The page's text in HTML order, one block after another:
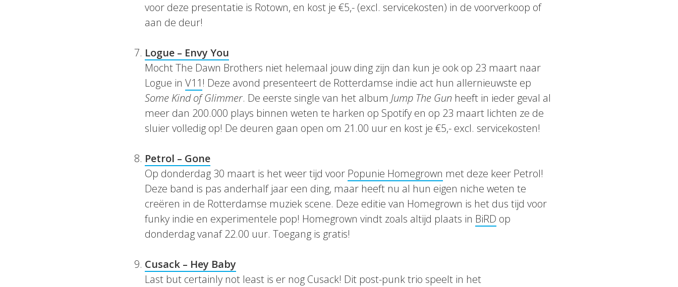
voor deze presentatie is Rotown, en kost je €5,- (excl. servicekosten) in de voorverkoop of
aan de deur!
Logue – Envy You
Mocht The Dawn Brothers niet helemaal jouw ding zijn dan kun je ook op 23 maart naar
Logue in V11 ! Deze avond presenteert de Rotterdamse indie act hun allernieuwste ep
Some Kind of Glimmer. De eerste single van het album Jump The Gun heeft in ieder geval al
meer dan 200.000 plays binnen weten te harken op Spotify en op 23 maart lichten ze de
sluier volledig op! De deuren gaan open om 21.00 uur en kost je €5,- excl. servicekosten!
Petrol – Gone
Op donderdag 30 maart is het weer tijd voor Popunie Homegrown met deze keer Petrol!
Deze band is pas anderhalf jaar een ding, maar heeft nu al hun eigen niche weten te
creëren in de Rotterdamse muziek scene. Deze editie van Homegrown is het dus tijd voor
funky indie en experimentele pop! Homegrown vindt zoals altijd plaats in BiRD op
donderdag vanaf 22.00 uur. Toegang is gratis!
Cusack – Hey Baby
Last but certainly not least is er nog Cusack! Dit post-punk trio speelt in het